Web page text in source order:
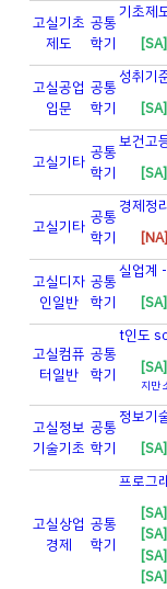
고실기초
제도
공통
학기
기초제
[SA]
고실공업
입문
공통
학기
성취기
[SA]
고실기타 공통
학기
보건고
[SA]
고실기타 공통
학기
경제정
[NA]
고실디자
인일반
공통
학기
실업계
[SA]
고실컴퓨
터일반
공통
학기
t인도
[SA]
지만
고실정보
기술기초
공통
학기
정보기
[SA]
고실상업
경제
공통
학기
프로그
[SA]
[SA]
[SA]
[SA]